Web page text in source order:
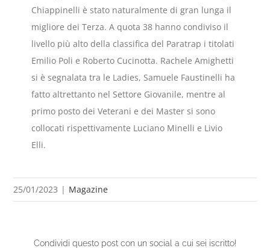
Chiappinelli è stato naturalmente di gran lunga il
migliore dei Terza. A quota 38 hanno condiviso il
livello più alto della classifica del Paratrap i titolati
Emilio Poli e Roberto Cucinotta. Rachele Amighetti
si è segnalata tra le Ladies, Samuele Faustinelli ha
fatto altrettanto nel Settore Giovanile, mentre al
primo posto dei Veterani e dei Master si sono
collocati rispettivamente Luciano Minelli e Livio
Elli.
25/01/2023 | Magazine
Condividi questo post con un social a cui sei iscritto!